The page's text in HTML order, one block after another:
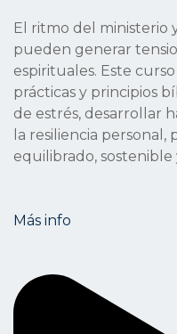
El ritmo del ministerio
pueden generar
espirituales. Este
prácticas y principios
de estrés, desarrollar
la resiliencia
equilibrado, sostenible
Más info